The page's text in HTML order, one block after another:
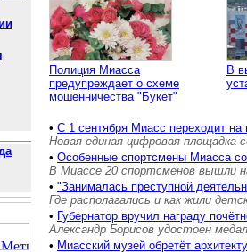
Полиция Миасса
предупреждает о схеме
мошенничества "Букет"
В
• С 1 сентября Миасс переходит
Новая единая цифровая площадка
• Особенные спортсмены Миасса
В Миассе 20 спортсменов вышли
• "Занималась преступной
Где располагались и как жили
• Губернатор вручил награду
Александр Борисов удостоен
• Миасский музей обретёт